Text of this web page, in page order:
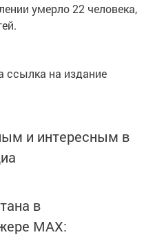
умерло 22 человека,
ссылка на издание
и интересным в
в
MАХ: